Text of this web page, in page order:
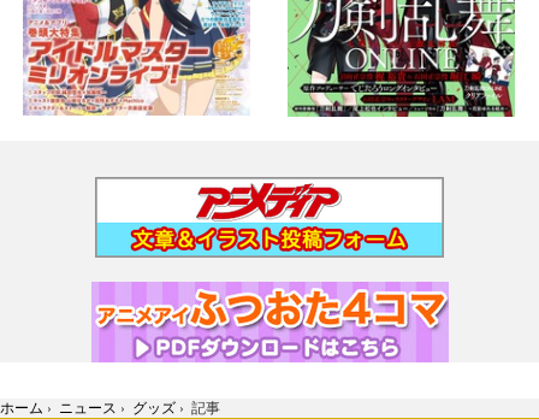
ホーム › ニュース › グッズ › 記事